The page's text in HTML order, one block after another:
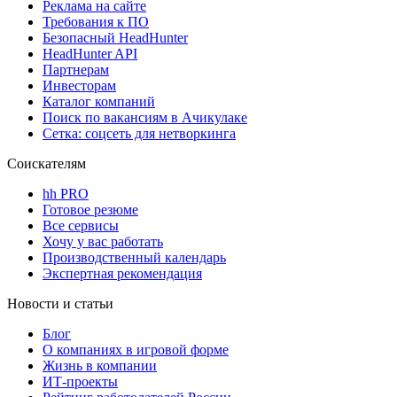
Реклама на сайте
Требования к ПО
Безопасный HeadHunter
HeadHunter API
Партнерам
Инвесторам
Каталог компаний
Поиск по вакансиям в Ачикулаке
Сетка: соцсеть для нетворкинга
Соискателям
hh PRO
Готовое резюме
Все сервисы
Хочу у вас работать
Производственный календарь
Экспертная рекомендация
Новости и статьи
Блог
О компаниях в игровой форме
Жизнь в компании
ИТ-проекты